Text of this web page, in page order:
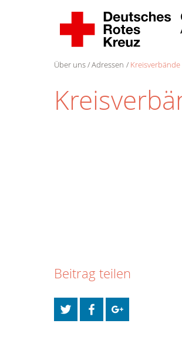
Über uns Adressen Kreisverbände
Beitrag teilen